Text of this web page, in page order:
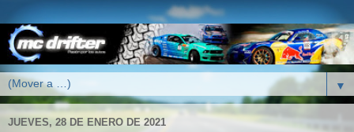
▼
JUEVES, 28 DE ENERO DE 2021